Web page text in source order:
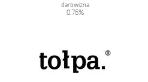
darowizna
0.75%